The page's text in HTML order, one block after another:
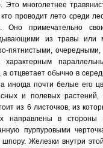
Это многолетнее
проводит лето среди
Оно примечательно
из травы или
пятнистыми,
отцветает обычно в
иногда почти белые его
и полевых растений,
из 6 листочков, из
направлены в стороны
пурпуровыми
Железки внутри